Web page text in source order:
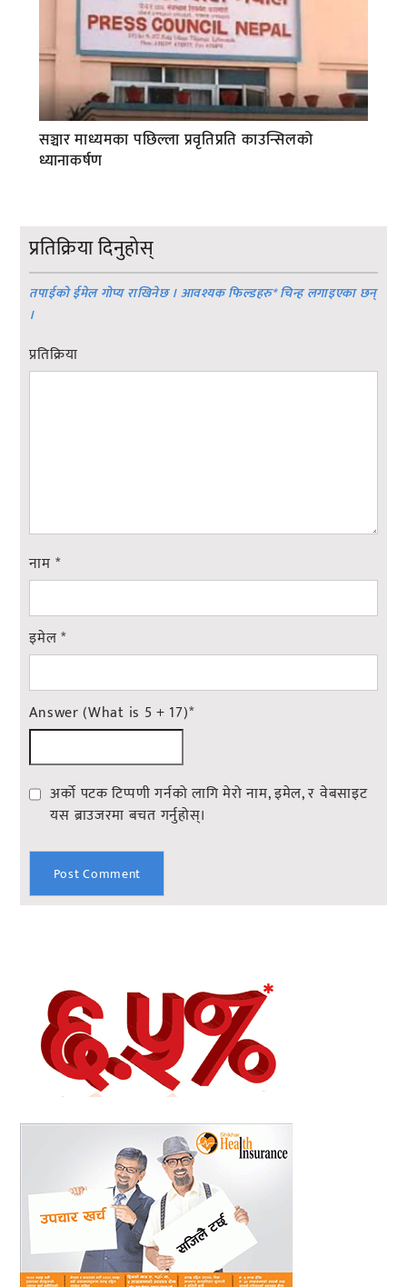
सञ्चार माध्यमका पछिल्ला प्रवृतिप्रति काउन्सिलको
ध्यानाकर्षण
प्रतिक्रिया दिनुहोस्
तपाईको ईमेल गोप्य राखिनेछ । आवश्यक फिल्डहरु*चिन्ह लगाइएका छन्
।
प्रतिक्रिया
नाम *
इमेल*
Answer (What is 5 + 17)*
अर्को पटक टिप्पणी गर्नको लागि मेरो नाम, इमेल, र वेबसाइट
यस ब्राउजरमा बचत गर्नुहोस्।